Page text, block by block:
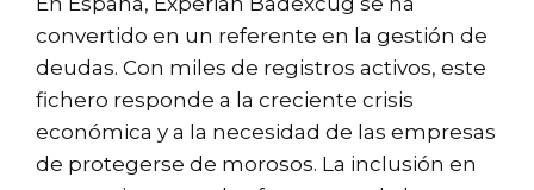
convertido en un referente en la gestión de
deudas. Con miles de registros activos, este
fichero responde a la creciente crisis
económica y a la necesidad de las empresas
de protegerse de morosos. La inclusión en